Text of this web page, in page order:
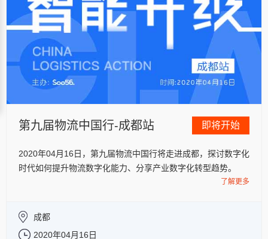
第九届物流中国行-成都站 即将开始
2020年04月16日，第九届物流中国行将走进成都，探讨数字化
时代如何提升物流数字化能力、分享产业数字化转型趋势。
了解更多
成都
2020年04月16日